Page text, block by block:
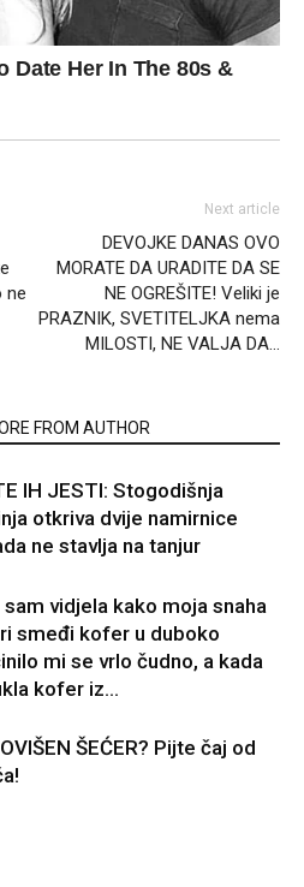
ne
Next article
DEVOJKE DANAS OVO
MORATE DA URADITE DA SE
NE OGREŠITE! Veliki je
PRAZNIK, SVETITELJKA nema
MILOSTI, NE VALJA DA…
FROM AUTHOR
IH JESTI: Stogodišnja
otkriva dvije namirnice
ne stavlja na tanjur
vidjela kako moja snaha
smeđi kofer u duboko
mi se vrlo čudno, a kada
kofer iz...
ŠEĆER? Pijte čaj od